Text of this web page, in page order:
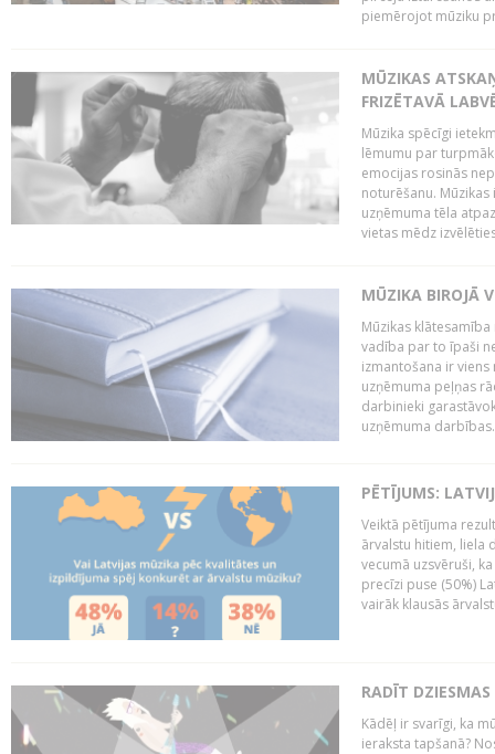
piemērojot mūziku
MŪZIKAS
FRIZĒTAVĀ
Mūzika spēcīgi
lēmumu par
emocijas rosinās
noturēšanu.
uzņēmuma tēla
vietas mēdz
MŪZIKA BIROJĀ
Mūzikas
vadība par to īpaši
izmantošana ir
uzņēmuma peļņas
darbinieki
uzņēmuma
PĒTĪJUMS:
Veiktā pētījuma
ārvalstu hitiem, liela
vecumā uzsvēruši,
precīzi puse (50%)
vairāk klausās
RADĪT
Kādēļ ir svarīgi, ka
ieraksta tapšanā?